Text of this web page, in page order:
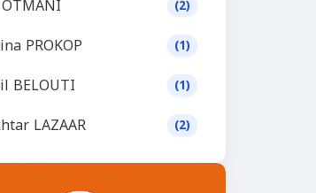
(2)
PROKOP (1)
BELOUTI (1)
LAZAAR (2)